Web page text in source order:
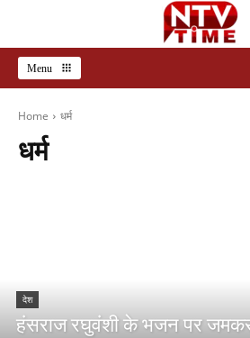
Menu
Home धर्म
धर्म
देश
हंसराज रघुवंशी के भजन पर